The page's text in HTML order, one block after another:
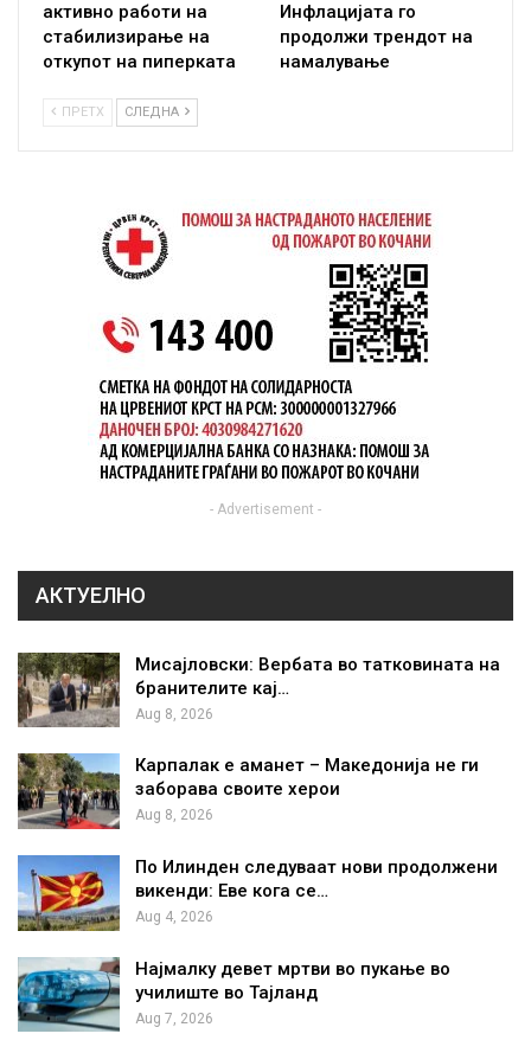
активно работи на
стабилизирање на
откупот на пиперката
Инфлацијата го
продолжи трендот на
намалување
ПРЕТХ СЛЕДНА
- Advertisement -
АКТУЕЛНО
Мисајловски: Вербата во татковината на
бранителите кај…
Aug 8, 2026
Карпалак е аманет – Македонија не ги
заборава своите херои
Aug 8, 2026
По Илинден следуваат нови продолжени
викенди: Еве кога се…
Aug 4, 2026
Најмалку девет мртви во пукање во
училиште во Тајланд
Aug 7, 2026